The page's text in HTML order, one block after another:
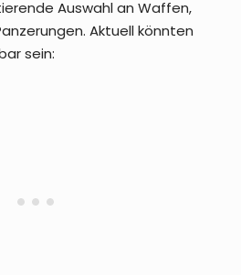
Auswahl an Waffen,
Aktuell könnten
sein: